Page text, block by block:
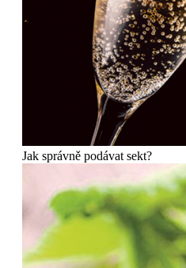
Jak správně podávat sekt?